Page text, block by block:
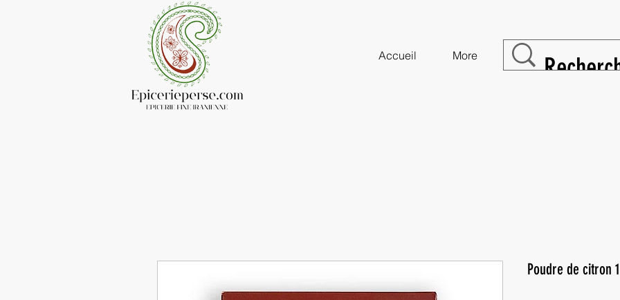
Accueil More
Poudre de citron